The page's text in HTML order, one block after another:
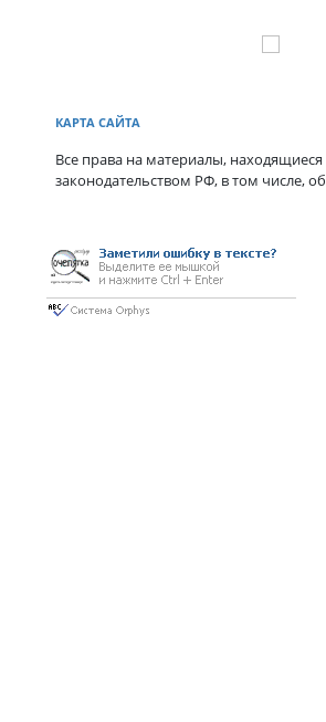
КАРТА САЙТА
Все права на материалы, находящиеся
законодательством РФ, в том числе,